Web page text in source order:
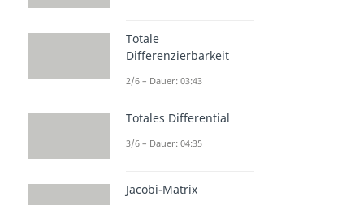
Totale
Differenzierbarkeit
2/6 – Dauer: 03:43
Totales Differential
3/6 – Dauer: 04:35
Jacobi-Matrix